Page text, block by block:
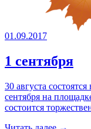
01.09.2017
1 сентября
30 августа
сентября на
состоится